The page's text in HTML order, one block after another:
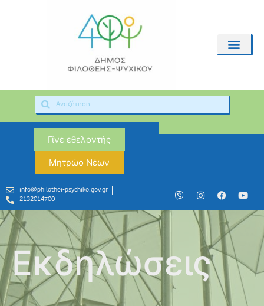
Γίνε εθελοντής
Μητρώο Νέων
info@philothei-psychiko.gov.gr
2132014700
Εκδηλώσεις